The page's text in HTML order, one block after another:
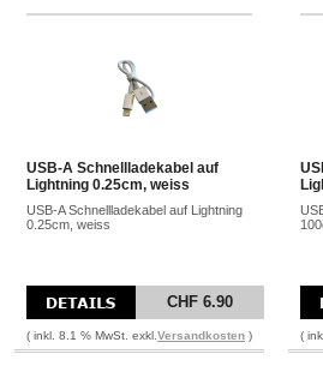
USB-A Schnellladekabel auf
Lightning 0.25cm, weiss
USB-A Schnellladekabel auf Lightning
0.25cm, weiss
CHF 6.90
( inkl. 8.1 % MwSt. exkl. Versandkosten ) (